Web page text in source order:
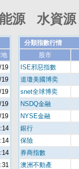
源 水資
19
19
19
19
19
分類指數行情
股市
ISE邪惡指數
道瓊美國博奕
snet全球博奕
NSDQ金融
NYSE金融
銀行
保險
券商指數
澳洲不動產